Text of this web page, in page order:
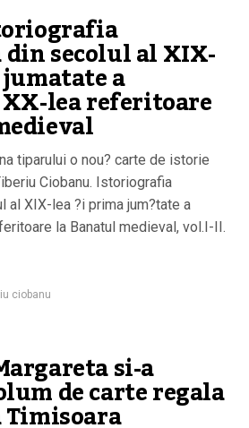
din secolul al XIX-
a
lea referitoare
tiparului o nou? carte de istorie
Ciobanu. Istoriografia
al XIX-lea ?i prima jum?tate a
la Banatul medieval, vol.I-II.
ciobanu
si-a
de carte regala